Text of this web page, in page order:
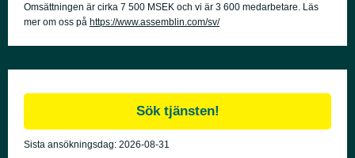
Omsättningen är cirka 7 500 MSEK och vi är 3 600 medarbetare. Läs
mer om oss på https://www.assemblin.com/sv/
Sista ansökningsdag: 2026-08-31